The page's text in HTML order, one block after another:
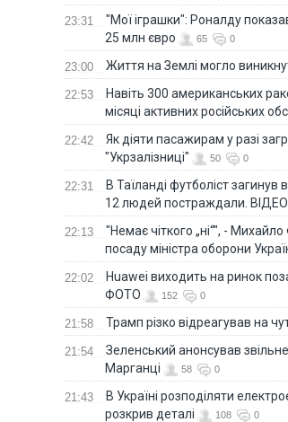
23:31
"Мої іграшки": Роналду
25 млн євро
65 0
23:00 Життя на Землі могло
22:53
Навіть 300 американських
місяці активних російських
22:42
Як діяти пасажирам у разі
"Укрзалізниці"
50 0
22:31
В Таїланді футболіст
12 людей постраждали. ВІДЕО
22:13
"Немає чіткого „ні“", -
посаду міністра оборони
22:02
Huawei виходить на ринок
ФОТО
152 0
21:58 Трамп різко відреагував на
21:54
Зеленський анонсував
Марганці
58 0
21:43
В Україні розподіляти
розкрив деталі
108 0